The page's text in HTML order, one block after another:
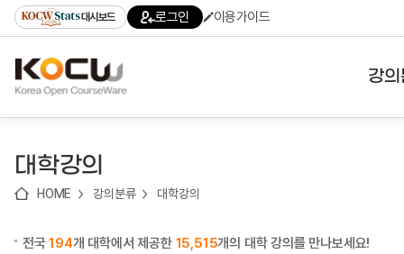
기
기
기
content)
가
대시보드 로그인 이용가이드
강
대학강의
HOME 강의분류 대학강의
전국194개 대학에서 제공한 15,515개의 대학 강의를 만나보세요!